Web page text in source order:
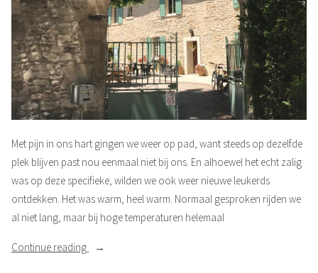
Met pijn in ons hart gingen we weer op pad, want steeds op dezelfde
plek blijven past nou eenmaal niet bij ons. En alhoewel het echt zalig
was op deze specifieke, wilden we ook weer nieuwe leukerds
ontdekken. Het was warm, heel warm. Normaal gesproken rijden we
al niet lang, maar bij hoge temperaturen helemaal
Continue reading
“Echte